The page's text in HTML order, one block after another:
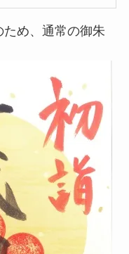
め、通常の御朱